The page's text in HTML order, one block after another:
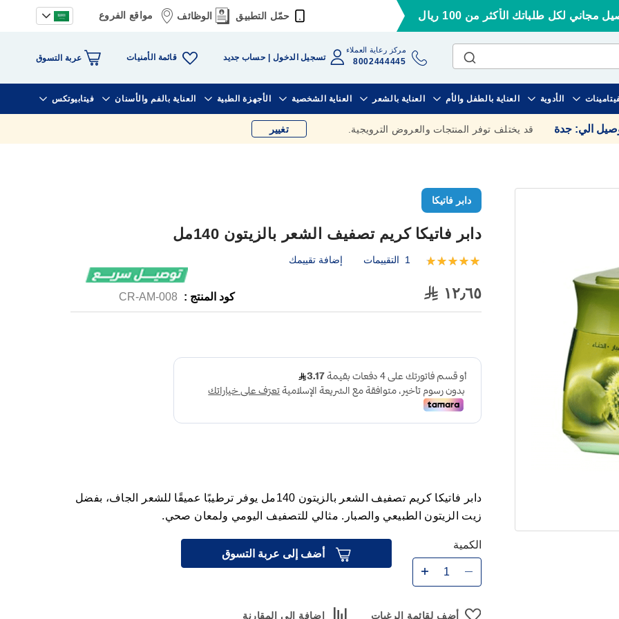
مجاني لكل طلباتك الأكثر من 100 ريال حمّل التطبيق الوظائف مواقع الفروع
مركز رعاية العملاء
8002444445 تسجيل الدخول حساب جديد قائمة الأمنيات عربة التسوق
الأدوية العناية بالطفل والأم العناية بالشعر العناية الشخصية الأجهزة الطبية العناية بالفم والأسنان فيتابيوتكس
الي: جدة قد يختلف توفر المنتجات والعروض الترويجية. تغيير
دابر فاتيكا
دابر فاتيكا كريم تصفيف الشعر بالزيتون 140مل
تقييم:
1 التقييمات إضافة تقييمك
١٢٫٦٥ كود المنتج : CR-AM-008
دابر فاتيكا كريم تصفيف الشعر بالزيتون 140مل يوفر ترطيبًا عميقًا للشعر الجاف، بفضل
زيت الزيتون الطبيعي والصبار. مثالي للتصفيف اليومي ولمعان صحي.
الكمية
أضف إلى عربة التسوق
أضف لقائمة الرغبات إضافة إلى المقارنة